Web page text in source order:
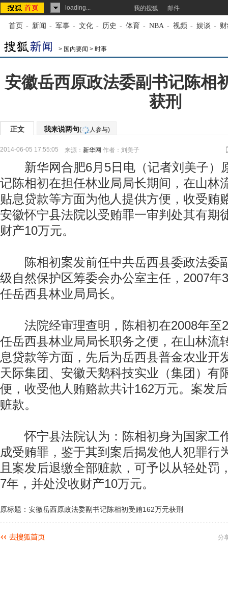
loading... 我的搜狐 邮件
首页 - 新闻 - 军事 - 文化 - 历史 - 体育 - NBA - 视频 - 娱谈 -
> 国内要闻 > 时事
安徽岳西原政法委副书记陈相
获刑
正文 我来说两句( 人参与)
2014-06-05 17:55:05 来源： 新华网 作者：刘美子
新华网合肥6月5日电（记者刘美子）
记陈相初在担任林业局局长期间，在山林
贴息贷款等方面为他人提供方便，收受贿
安徽怀宁县法院以受贿罪一审判处其有期
财产10万元。
陈相初案发前任中共岳西县委政法委
级自然保护区筹委会办公室主任，2007年
任岳西县林业局局长。
法院经审理查明，陈相初在2008年至
任岳西县林业局局长职务之便，在山林流
息贷款等方面，先后为岳西县普金农业开
天际集团、安徽天鹅科技实业（集团）有
便，收受他人贿赂款共计162万元。案发
赃款。
怀宁县法院认为：陈相初身为国家工
成受贿罪，鉴于其到案后揭发他人犯罪行
且案发后退缴全部赃款，可予以从轻处罚
7年，并处没收财产10万元。
原标题：安徽岳西原政法委副书记陈相初受贿162万元获刑
分